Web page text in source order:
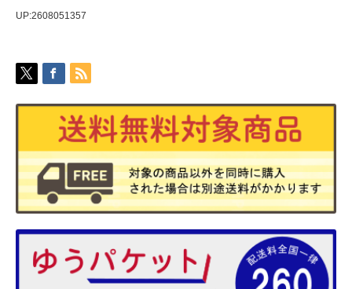
UP:2608051357